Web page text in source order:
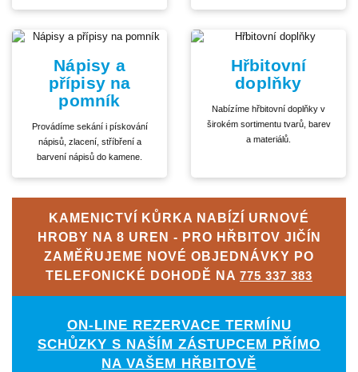
Nápisy a
přípisy na
pomník
Provádíme sekání i pískování
nápisů, zlacení, stříbření a
barvení nápisů do kamene.
Hřbitovní
doplňky
Nabízíme hřbitovní doplňky v
širokém sortimentu tvarů, barev
a materiálů.
KAMENICTVÍ KŮRKA NABÍZÍ URNOVÉ
HROBY NA 8 UREN - PRO HŘBITOV JIČÍN
ZAMĚŘUJEME NOVÉ OBJEDNÁVKY PO
TELEFONICKÉ DOHODĚ NA 775 337 383
ON-LINE REZERVACE TERMÍNU
SCHŮZKY S NAŠÍM ZÁSTUPCEM PŘÍMO
NA VAŠEM HŘBITOVĚ